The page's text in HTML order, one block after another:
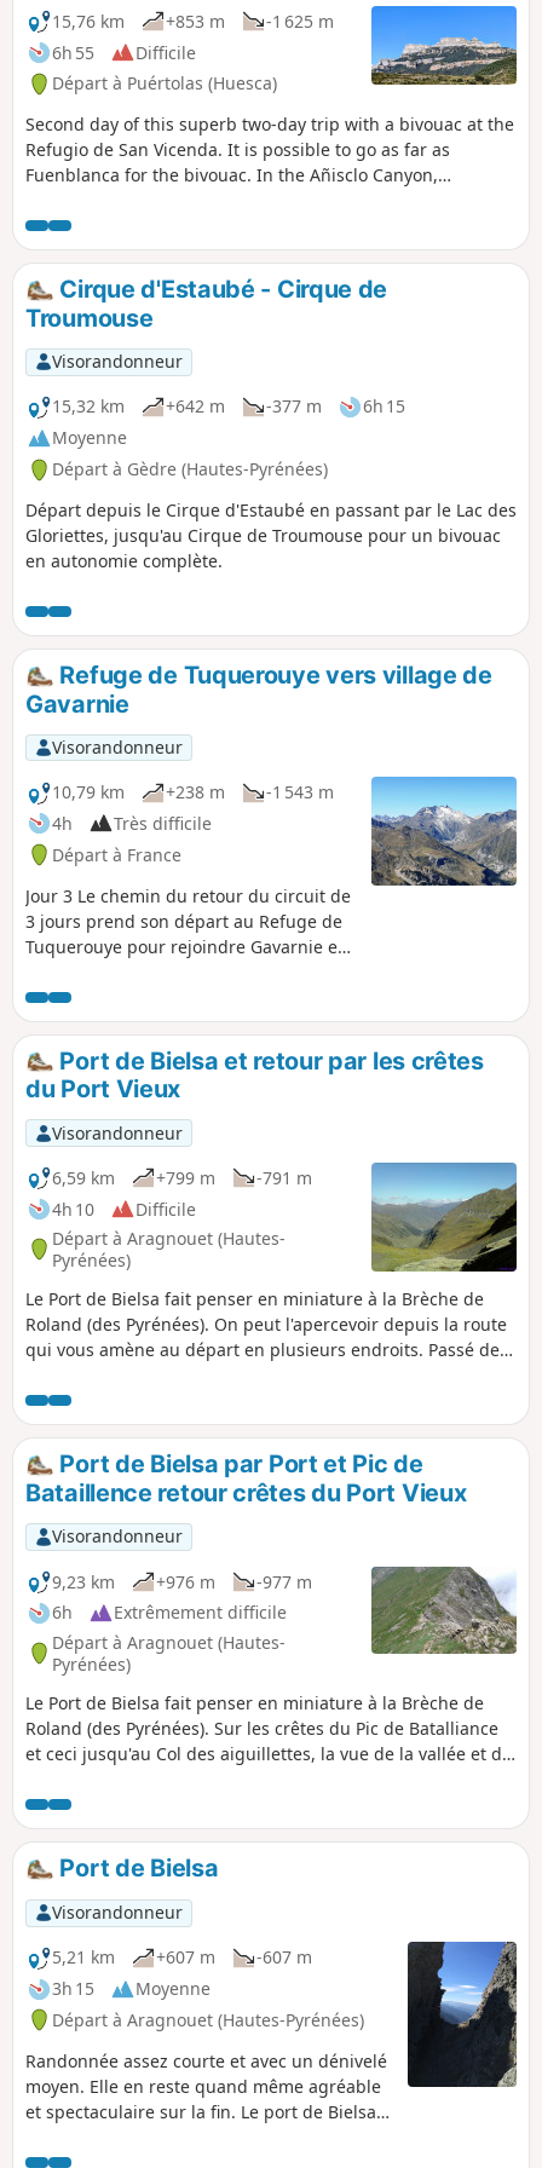
15,76 km +853 m
-1 625 m
6h 55
Difficile
Départ à Puértolas (Huesca)
Second day of this superb two-day trip with a bivouac at the
Refugio de San Vicenda. It is possible to go as far as
Fuenblanca for the bivouac. In the Añisclo Canyon,
sleep in your van the night before the hike, it is best to park
5-8 km before the canyon car park. The road to the car park
is one-way, and crossing the canyon during the day must be
magnificent (night crossing for the hike).
Cirque d'Estaubé - Cirque de
Troumouse
Visorandonneur
15,32 km
+642 m -377 m
6h 15
Moyenne
Départ à Gèdre (Hautes-Pyrénées)
Départ depuis le Cirque d'Estaubé en passant par le Lac des
Gloriettes, jusqu'au Cirque de Troumouse pour un bivouac
en autonomie complète.
Refuge de Tuquerouye vers village de
Gavarnie
Visorandonneur
10,79 km
+238 m
-1 543 m
4h
Très difficile
Départ à France
Jour 3 Le chemin du retour du circuit de
3 jours prend son départ au Refuge de
Tuquerouye pour rejoindre Gavarnie en
Refuge des Espuguettes.
Port de Bielsa et retour par les crêtes
du Port Vieux
Visorandonneur
6,59 km
+799 m
-791 m
4h 10
Difficile
Départ à Aragnouet (Hautes-
Pyrénées)
Le Port de Bielsa fait penser en miniature à la Brèche de
Roland (des Pyrénées). On peut l'apercevoir depuis la route
qui vous amène au départ en plusieurs endroits. Passé de
grandioseLe retour par Les crête du Port Vieux offre des vue
splendides, mais nécessite un peu d'expérience de la haute
montagne.Suivre la trace GPS s'avèrera indispensable car
aucun balisage . Voir Informations Pratiques.
Port de Bielsa par Port et Pic de
Bataillence retour crêtes du Port Vieux
Visorandonneur
9,23 km
+976 m
-977 m
6h
Extrêmement difficile
Départ à Aragnouet (Hautes-
Pyrénées)
Le Port de Bielsa fait penser en miniature à la Brèche de
Roland (des Pyrénées). Sur les crêtes du Pic de Batalliance
et ceci jusqu'au Col des aiguillettes, la vue de la vallée et de
crêtes est splendides.Suivre les crêtes nécessite beaucoup
d'expérience de la haute montagne.Suivre la trace GPS
s'avèrera indispensable. Voir Informations Pratiques.Je
classerai plutôt cette randonnée dans les très très difficiles
Port de Bielsa
Visorandonneur
5,21 km
+607 m
-607 m
3h 15
Moyenne
Départ à Aragnouet (Hautes-Pyrénées)
Randonnée assez courte et avec un dénivelé
moyen. Elle en reste quand même agréable
et spectaculaire sur la fin. Le port de Bielsa
Roland (des Pyrénées). On peut l'apercevoir